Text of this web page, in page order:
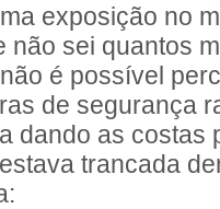
exposição no
não sei quantos
é possível
de segurança
dando as costas
trancada